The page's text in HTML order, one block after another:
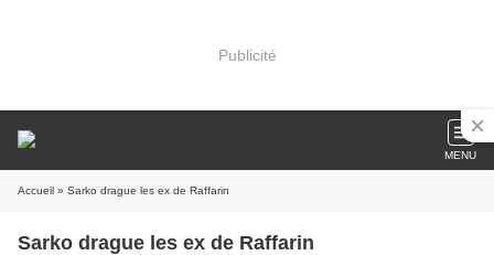
Publicité
MENU
Accueil » Sarko drague les ex de Raffarin
Sarko drague les ex de Raffarin